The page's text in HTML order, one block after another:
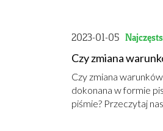
2023-01-05
Czy zmiana
Czy zmiana
dokonana w formie
piśmie? Przeczytaj